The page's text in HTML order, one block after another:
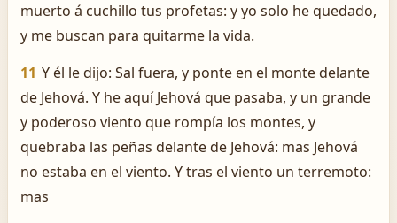
muerto á cuchillo tus profetas: y yo solo he quedado,
y me buscan para quitarme la vida.
11 Y él le dijo: Sal fuera, y ponte en el monte delante
de Jehová. Y he aquí Jehová que pasaba, y un grande
y poderoso viento que rompía los montes, y
quebraba las peñas delante de Jehová: mas Jehová
no estaba en el viento. Y tras el viento un terremoto:
mas